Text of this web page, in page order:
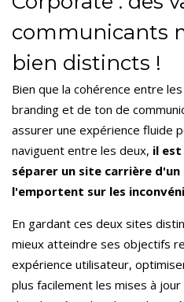
communicants
bien distincts !
Bien que la cohérence entre
branding et de ton de
assurer une expérience fluide
naviguent entre les deux, il est
séparer un site carrière
l'emportent sur les
En gardant ces deux sites
mieux atteindre ses objectifs
expérience utilisateur,
plus facilement les mises à